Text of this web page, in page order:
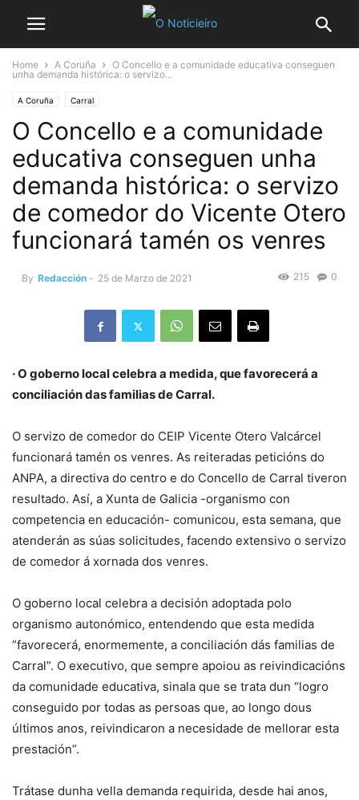
Home A Coruña
O Concello e a comunidade educativa conseguen
unha demanda histórica: o servizo...
A Coruña Carral
O Concello e a comunidade
educativa conseguen unha
demanda histórica: o servizo
de comedor do Vicente Otero
funcionará tamén os venres
By Redacción - 25 de Marzo de 2021 0
215
· O goberno local celebra a medida, que favorecerá a
conciliación das familias de Carral.
O servizo de comedor do CEIP Vicente Otero Valcárcel
funcionará tamén os venres. As reiteradas peticións do
ANPA, a directiva do centro e do Concello de Carral tiveron
resultado. Así, a Xunta de Galicia -organismo con
competencia en educación- comunicou, esta semana, que
atenderán as súas solicitudes, facendo extensivo o servizo
de comedor á xornada dos venres.
O goberno local celebra a decisión adoptada polo
organismo autonómico, entendendo que esta medida
”favorecerá, enormemente, a conciliación dás familias de
Carral”. O executivo, que sempre apoiou as reivindicacións
da comunidade educativa, sinala que se trata dun “logro
conseguido por todas as persoas que, ao longo dous
últimos anos, reivindicaron a necesidade de mellorar esta
prestación”.
Trátase dunha vella demanda requirida, desde hai anos,